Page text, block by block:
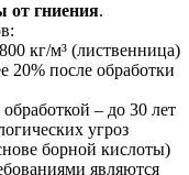
от гниения.
кг/м³ (лиственница)
20% после обработки
– до 30 лет
угроз
борной кислоты)
являются